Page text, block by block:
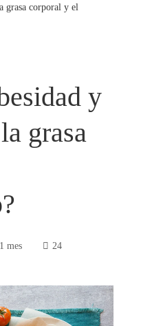
grasa corporal y el
y
grasa
mes 24